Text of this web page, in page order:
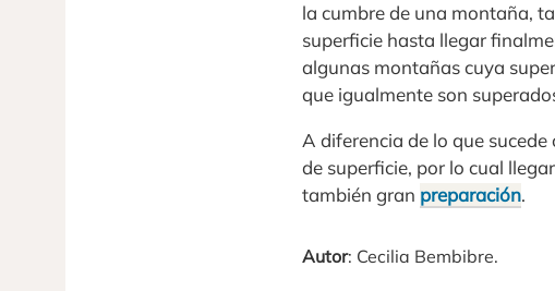
la cumbre de una montaña,
superficie hasta llegar
algunas montañas cuya
que igualmente son
A diferencia de lo que
de superficie, por lo cual
también gran preparación.
Autor: Cecilia Bembibre.